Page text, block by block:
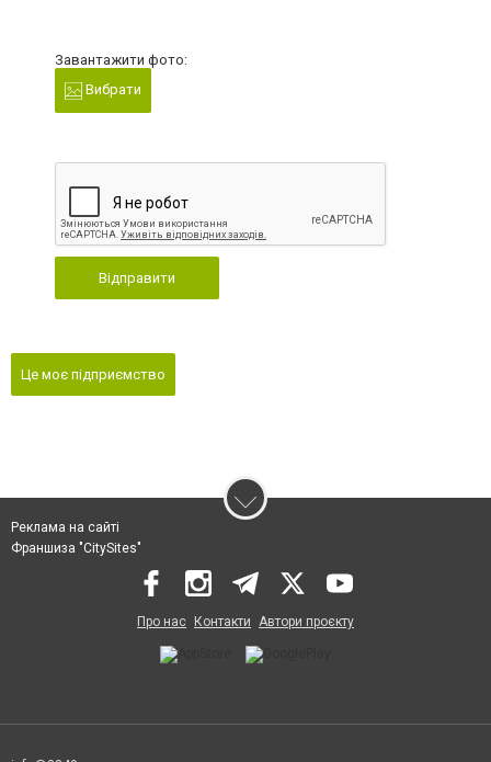
Завантажити фото:
Вибрати
Відправити
Це моє підприємство
Реклама на сайті
Франшиза "CitySites"
Про нас Контакти Автори проєкту